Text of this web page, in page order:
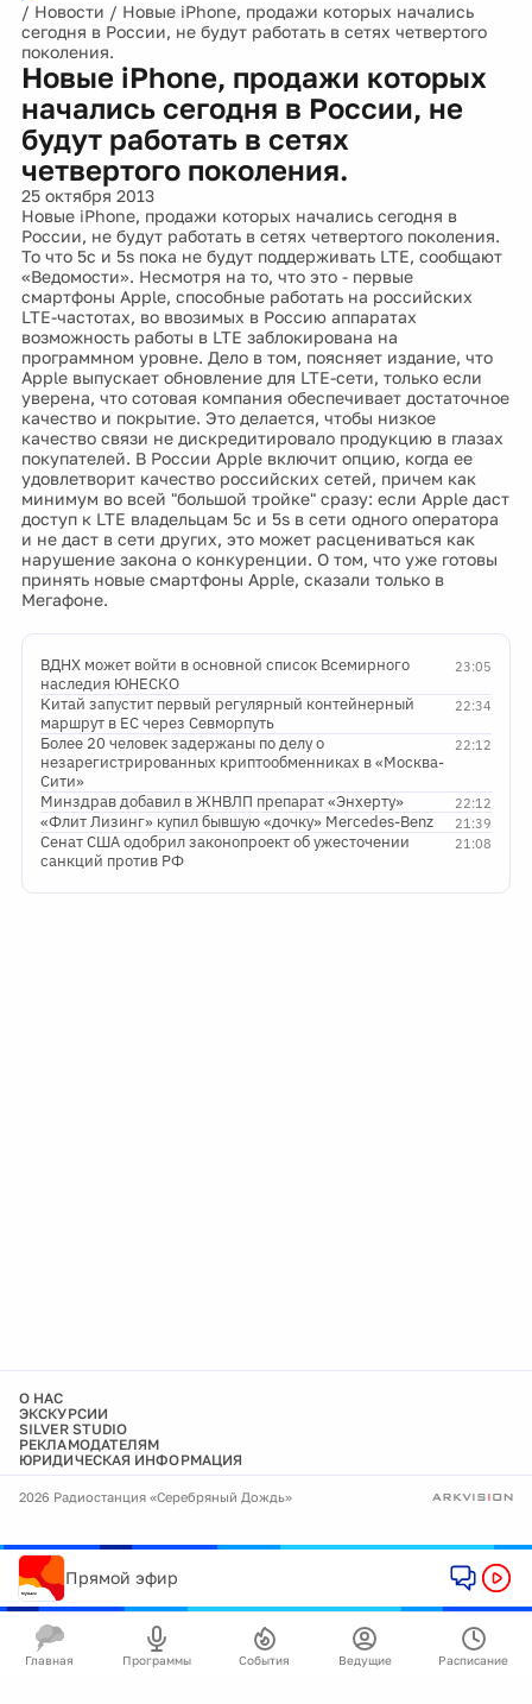
/ Новости / Новые iPhone, продажи которых начались
сегодня в России, не будут работать в сетях четвертого
поколения.
Новые iPhone, продажи которых
начались сегодня в России, не
будут работать в сетях
четвертого поколения.
25 октября 2013
Новые iPhone, продажи которых начались сегодня в
России, не будут работать в сетях четвертого поколения.
То что 5c и 5s пока не будут поддерживать LTE, сообщают
«Ведомости». Несмотря на то, что это - первые
смартфоны Apple, способные работать на российских
LTE-частотах, во ввозимых в Россию аппаратах
возможность работы в LTE заблокирована на
программном уровне. Дело в том, поясняет издание, что
Apple выпускает обновление для LTE-сети, только если
уверена, что сотовая компания обеспечивает достаточное
качество и покрытие. Это делается, чтобы низкое
качество связи не дискредитировало продукцию в глазах
покупателей. В России Apple включит опцию, когда ее
удовлетворит качество российских сетей, причем как
минимум во всей "большой тройке" сразу: если Apple даст
доступ к LTE владельцам 5c и 5s в сети одного оператора
и не даст в сети других, это может расцениваться как
нарушение закона о конкуренции. О том, что уже готовы
принять новые смартфоны Apple, сказали только в
Мегафоне.
23:05
ВДНХ может войти в основной список Всемирного
наследия ЮНЕСКО
22:34
Китай запустит первый регулярный контейнерный
маршрут в ЕС через Севморпуть
22:12
Более 20 человек задержаны по делу о
незарегистрированных криптообменниках в «Москва-
Сити»
22:12
Минздрав добавил в ЖНВЛП препарат «Энхерту»
21:39
«Флит Лизинг» купил бывшую «дочку» Mercedes-Benz
21:08
Сенат США одобрил законопроект об ужесточении
санкций против РФ
О НАС
ЭКСКУРСИИ
SILVER STUDIO
РЕКЛАМОДАТЕЛЯМ
ЮРИДИЧЕСКАЯ ИНФОРМАЦИЯ
2026 Радиостанция «Серебряный Дождь»
Прямой эфир
Главная Программы События Ведущие Расписание